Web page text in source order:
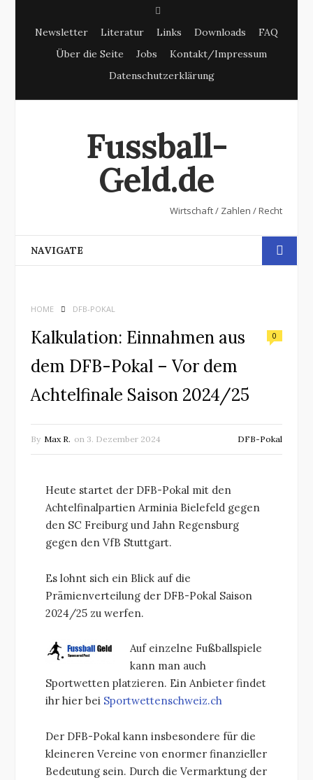
e
r
c
Newsletter Literatur Links Downloads
FAQ
Über die Seite
Jobs
Kontakt/Impressum
Datenschutzerklärung
Fussball-
Geld.de
Wirtschaft / Zahlen / Recht
NAVIGATE
HOME DFB-POKAL
Kalkulation: Einnahmen aus
dem DFB-Pokal – Vor dem
Achtelfinale Saison 2024/25
0
By Max R. on 3. Dezember 2024 DFB-Pokal
Heute startet der DFB-Pokal mit den
Achtelfinalpartien Arminia Bielefeld gegen
den SC Freiburg und Jahn Regensburg
gegen den VfB Stuttgart.
Es lohnt sich ein Blick auf die
Prämienverteilung der DFB-Pokal Saison
2024/25 zu werfen.
Auf einzelne Fußballspiele
kann man auch
Sportwetten platzieren. Ein Anbieter findet
ihr hier bei Sportwettenschweiz.ch
Der DFB-Pokal kann insbesondere für die
kleineren Vereine von enormer finanzieller
Bedeutung sein. Durch die Vermarktung der